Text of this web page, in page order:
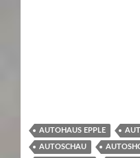
AUTOHAUS EPPLE
AUTOSCHAU